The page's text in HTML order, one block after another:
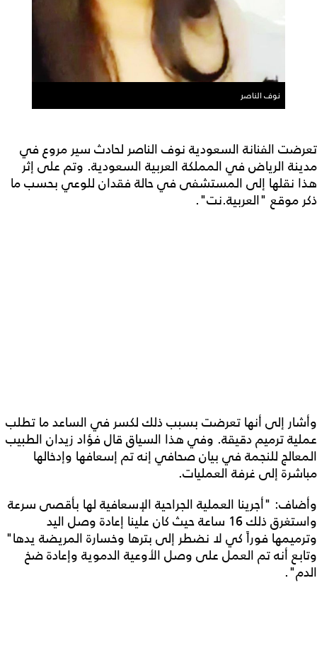
نوف الناصر
تعرضت الفنانة السعودية نوف الناصر لحادث سير مروع في
مدينة الرياض في المملكة العربية السعودية. وتم على إثر
هذا نقلها إلى المستشفى في حالة فقدان للوعي بحسب ما
ذكر موقع "العربية.نت".
وأشار إلى أنها تعرضت بسبب ذلك لكسر في الساعد ما تطلب
عملية ترميم دقيقة. وفي هذا السياق قال فؤاد زيدان الطبيب
المعالج للنجمة في بيان صحافي إنه تم إسعافها وإدخالها
مباشرة إلى غرفة العمليات.
وأضاف: "أجرينا العملية الجراحية الإسعافية لها بأقصى سرعة
واستغرق ذلك 16 ساعة حيث كان علينا إعادة وصل اليد
وترميمها فوراً كي لا نضطر إلى بترها وخسارة المريضة يدها"
وتابع أنه تم العمل على وصل الأوعية الدموية وإعادة ضخ
الدم".